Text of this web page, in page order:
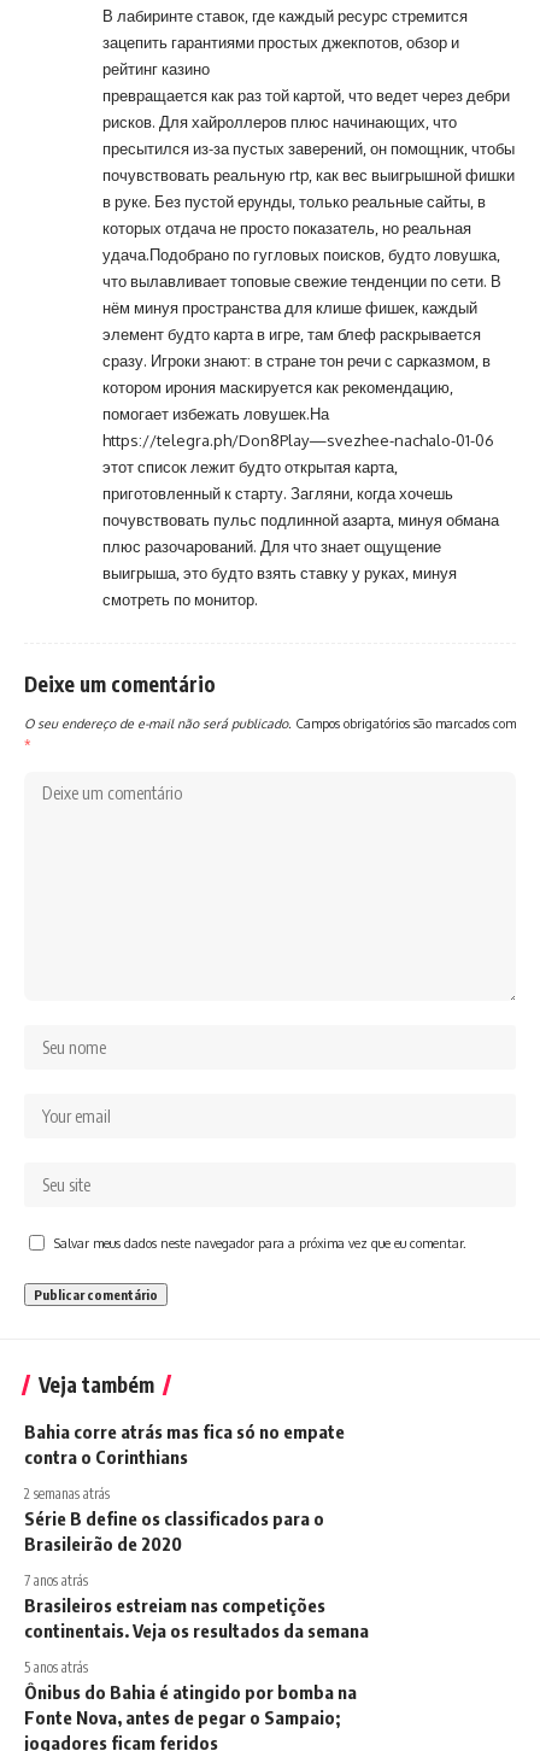
В лабиринте ставок, где каждый ресурс стремится
зацепить гарантиями простых джекпотов, обзор и
рейтинг казино
превращается как раз той картой, что ведет через дебри
рисков. Для хайроллеров плюс начинающих, что
пресытился из-за пустых заверений, он помощник, чтобы
почувствовать реальную rtp, как вес выигрышной фишки
в руке. Без пустой ерунды, только реальные сайты, в
которых отдача не просто показатель, но реальная
удача.Подобрано по гугловых поисков, будто ловушка,
что вылавливает топовые свежие тенденции по сети. В
нём минуя пространства для клише фишек, каждый
элемент будто карта в игре, там блеф раскрывается
сразу. Игроки знают: в стране тон речи с сарказмом, в
котором ирония маскируется как рекомендацию,
помогает избежать ловушек.На
https://telegra.ph/Don8Play—svezhee-nachalo-01-06
этот список лежит будто открытая карта,
приготовленный к старту. Загляни, когда хочешь
почувствовать пульс подлинной азарта, минуя обмана
плюс разочарований. Для что знает ощущение
выигрыша, это будто взять ставку у руках, минуя
смотреть по монитор.
Deixe um comentário
O seu endereço de e-mail não será publicado. Campos obrigatórios são marcados com
*
Salvar meus dados neste navegador para a próxima vez que eu comentar.
Veja também
Bahia corre atrás mas fica só no empate
contra o Corinthians
2 semanas atrás
Série B define os classificados para o
Brasileirão de 2020
7 anos atrás
Brasileiros estreiam nas competições
continentais. Veja os resultados da semana
5 anos atrás
Ônibus do Bahia é atingido por bomba na
Fonte Nova, antes de pegar o Sampaio;
jogadores ficam feridos